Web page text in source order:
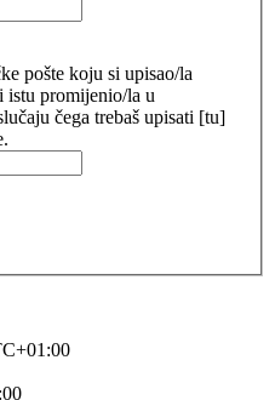
pošte koju si upisao/la
istu promijenio/la u
čega trebaš upisati [tu]